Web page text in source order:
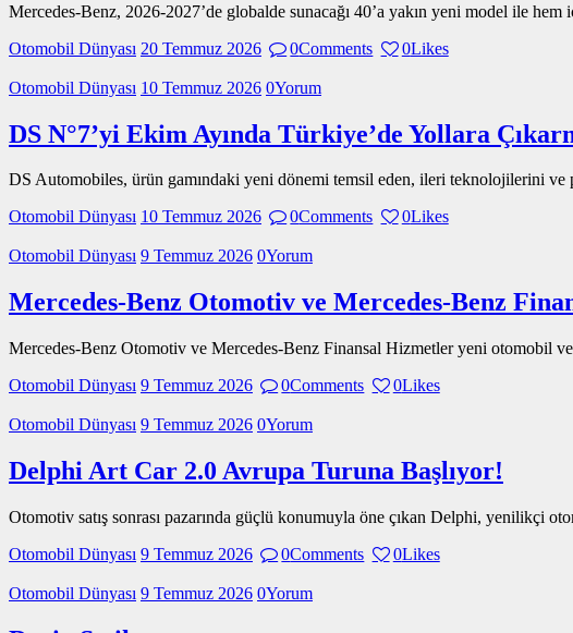
Mercedes-Benz, 2026-2027’de globalde sunacağı 40’a yakın yeni model ile
Otomobil Dünyası 20 Temmuz 2026 0Comments 0Likes
Otomobil Dünyası 10 Temmuz 2026 0Yorum
DS N°7’yi Ekim Ayında Türkiye’de Yollara
DS Automobiles, ürün gamındaki yeni dönemi temsil eden, ileri teknolojilerini ve
Otomobil Dünyası 10 Temmuz 2026 0Comments 0Likes
Otomobil Dünyası 9 Temmuz 2026 0Yorum
Mercedes-Benz Otomotiv ve Mercedes-Benz
Mercedes-Benz Otomotiv ve Mercedes-Benz Finansal Hizmetler yeni otomobil
Otomobil Dünyası 9 Temmuz 2026 0Comments 0Likes
Otomobil Dünyası 9 Temmuz 2026 0Yorum
Delphi Art Car 2.0 Avrupa Turuna Başlıyor!
Otomotiv satış sonrası pazarında güçlü konumuyla öne çıkan Delphi, yenilikçi
Otomobil Dünyası 9 Temmuz 2026 0Comments 0Likes
Otomobil Dünyası 9 Temmuz 2026 0Yorum